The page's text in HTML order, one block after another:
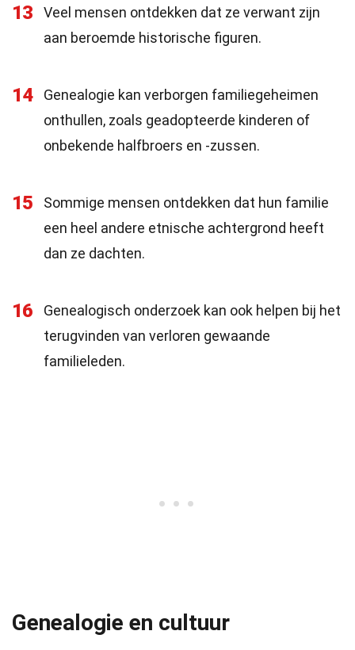
13
Veel mensen ontdekken dat ze verwant zijn
aan beroemde historische figuren.
14
Genealogie kan verborgen familiegeheimen
onthullen, zoals geadopteerde kinderen of
onbekende halfbroers en -zussen.
15
Sommige mensen ontdekken dat hun familie
een heel andere etnische achtergrond heeft
dan ze dachten.
16
Genealogisch onderzoek kan ook helpen bij het
terugvinden van verloren gewaande
familieleden.
Genealogie en cultuur